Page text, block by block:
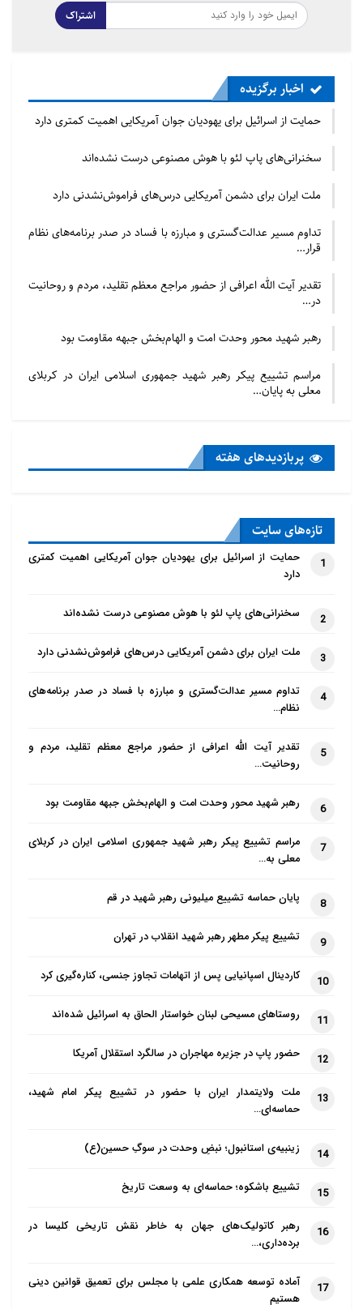
اشتراک
اخبار برگزیده
حمایت از اسرائیل برای یهودیان جوان آمریکایی اهمیت کمتری دارد
سخنرانی‌های پاپ لئو با هوش مصنوعی درست نشده‌اند
ملت ایران برای دشمن آمریکایی درس‌های فراموش‌نشدنی دارد
تداوم مسیر عدالت‌گستری و مبارزه با فساد در صدر برنامه‌های نظام
قرار…
تقدیر آیت الله اعرافی از حضور مراجع معظم تقلید، مردم و روحانیت
در…
رهبر شهید محور وحدت امت و الهام‌بخش جبهه مقاومت بود
مراسم تشییع پیکر رهبر شهید جمهوری اسلامی ایران در کربلای
معلی به پایان…
پربازدید‌های هفته
تازه‌‌های سایت
1
حمایت از اسرائیل برای یهودیان جوان آمریکایی اهمیت کمتری
دارد
2 سخنرانی‌های پاپ لئو با هوش مصنوعی درست نشده‌اند
3 ملت ایران برای دشمن آمریکایی درس‌های فراموش‌نشدنی دارد
4
تداوم مسیر عدالت‌گستری و مبارزه با فساد در صدر برنامه‌های
نظام…
5
تقدیر آیت الله اعرافی از حضور مراجع معظم تقلید، مردم و
روحانیت…
6 رهبر شهید محور وحدت امت و الهام‌بخش جبهه مقاومت بود
7
مراسم تشییع پیکر رهبر شهید جمهوری اسلامی ایران در کربلای
معلی به…
8 پایان حماسه تشییع میلیونی رهبر شهید در قم
9 تشییع پیکر مطهر رهبر شهید انقلاب در تهران
10 کاردینال اسپانیایی پس از اتهامات تجاوز جنسی، کناره‌گیری کرد
11 روستاهای مسیحی لبنان خواستار الحاق به اسرائیل شده‌اند
12 حضور پاپ در جزیره مهاجران در سالگرد استقلال آمریکا
13
ملت ولایتمدار ایران با حضور در تشییع پیکر امام شهید،
حماسه‌ای…
14 زینبیه‌ی استانبول؛ نبضِ وحدت در سوگِ حسین(ع)
15 تشییع باشکوه؛ حماسه‌ای به وسعت تاریخ
16
رهبر کاتولیک‌های جهان به خاطر نقش تاریخی کلیسا در
برده‌داری،…
17
آماده توسعه همکاری علمی با مجلس برای تعمیق قوانین دینی
هستیم